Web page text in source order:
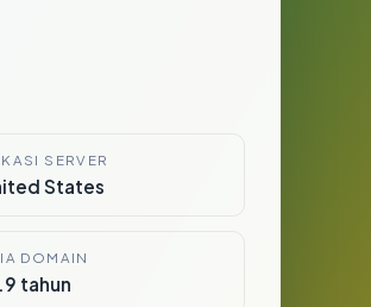
SERVER
States
DOMAIN
tahun